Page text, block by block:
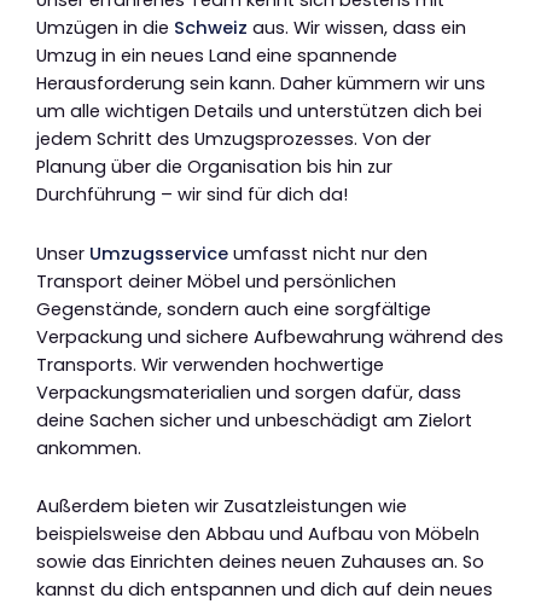
Umzügen in die Schweiz aus. Wir wissen, dass ein
Umzug in ein neues Land eine spannende
Herausforderung sein kann. Daher kümmern wir uns
um alle wichtigen Details und unterstützen dich bei
jedem Schritt des Umzugsprozesses. Von der
Planung über die Organisation bis hin zur
Durchführung – wir sind für dich da!
Unser Umzugsservice umfasst nicht nur den
Transport deiner Möbel und persönlichen
Gegenstände, sondern auch eine sorgfältige
Verpackung und sichere Aufbewahrung während des
Transports. Wir verwenden hochwertige
Verpackungsmaterialien und sorgen dafür, dass
deine Sachen sicher und unbeschädigt am Zielort
ankommen.
Außerdem bieten wir Zusatzleistungen wie
beispielsweise den Abbau und Aufbau von Möbeln
sowie das Einrichten deines neuen Zuhauses an. So
kannst du dich entspannen und dich auf dein neues